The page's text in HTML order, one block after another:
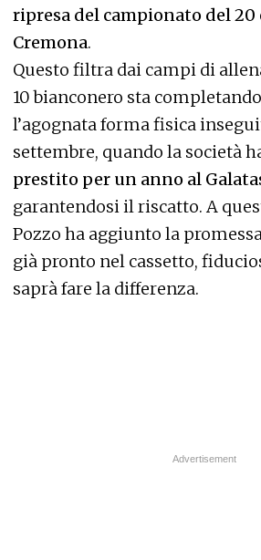
ripresa del campionato del 20
Cremona.
Questo filtra dai campi di
10 bianconero sta
l’agognata forma fisica
settembre, quando la società
prestito per un anno al
garantendosi il riscatto. A
Pozzo ha aggiunto la
già pronto nel cassetto,
saprà fare la differenza.